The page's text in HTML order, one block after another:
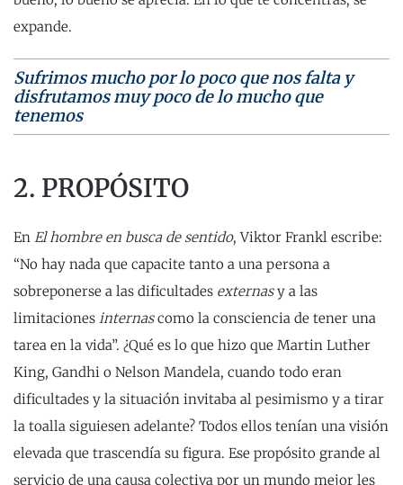
expande.
Sufrimos mucho por lo poco que nos falta y
disfrutamos muy poco de lo mucho que
tenemos
2. PROPÓSITO
En El hombre en busca de sentido, Viktor Frankl escribe:
“No hay nada que capacite tanto a una persona a
sobreponerse a las dificultades externasy a las
limitaciones internascomo la consciencia de tener una
tarea en la vida”. ¿Qué es lo que hizo que Martin Luther
King, Gandhi o Nelson Mandela, cuando todo eran
dificultades y la situación invitaba al pesimismo y a tirar
la toalla siguiesen adelante? Todos ellos tenían una visión
elevada que trascendía su figura. Ese propósito grande al
servicio de una causa colectiva por un mundo mejor les